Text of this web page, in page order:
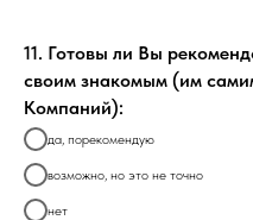
11. Готовы ли Вы
своим знакомым (им
Компаний):
да, порекомендую
возможно, но это не точно
нет